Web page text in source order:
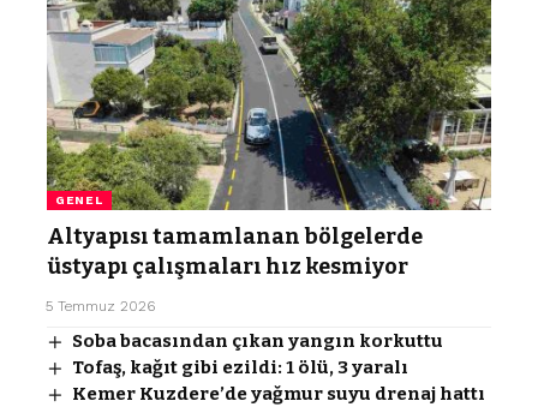
GENEL
Altyapısı tamamlanan bölgelerde
üstyapı çalışmaları hız kesmiyor
5 Temmuz 2026
Soba bacasından çıkan yangın korkuttu
Tofaş, kağıt gibi ezildi: 1 ölü, 3 yaralı
Kemer Kuzdere’de yağmur suyu drenaj hattı